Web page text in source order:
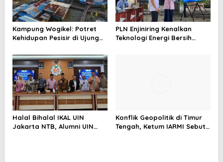
Kampung Wogikel: Potret
Kehidupan Pesisir di Ujung
Bertahan di Tengah
Keterbatasan
PLN Enjiniring Kenalkan
Teknologi Energi Bersih
Halal Bihalal IKAL UIN
Jakarta NTB, Alumni UIN
Konflik Geopolitik di Timur
Tengah, Ketum IARMI Sebut